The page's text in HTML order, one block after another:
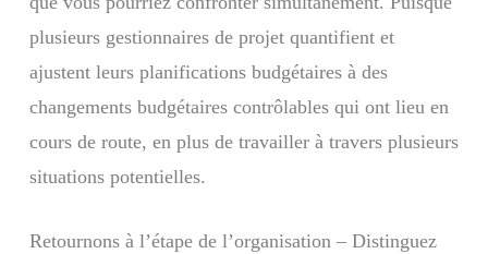
plusieurs gestionnaires de projet quantifient et
ajustent leurs planifications budgétaires à des
changements budgétaires contrôlables qui ont lieu en
cours de route, en plus de travailler à travers plusieurs
situations potentielles.
Retournons à l’étape de l’organisation – Distinguez